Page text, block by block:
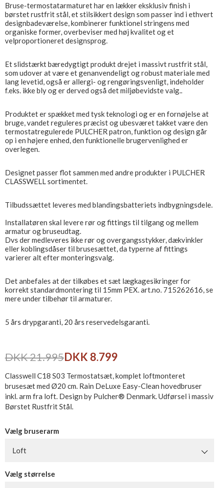
Bruse-termostatarmaturet har en lækker eksklusiv finish i
børstet rustfrit stål, et stilsikkert design som passer ind i ethvert
designbadeværelse, kombinerer funktionel stringens med
organiske former, overbeviser med høj kvalitet og et
velproportioneret designsprog.
Et slidstærkt bæredygtigt produkt drejet i massivt rustfrit stål,
som udover at være et genanvendeligt og robust materiale med
lang levetid, også er allergi- og rengøringsvenligt, indeholder
f.eks. ikke bly og er derved også det miljøbevidste valg..
Produktet er spækket med tysk teknologi og er en fornøjelse at
bruge, vandet reguleres præcist og ubesværet takket være den
termostatregulerede PULCHER patron, funktion og design går
op i en højere enhed, den funktionelle brugervenlighed er
overlegen.
Designet passer flot sammen med andre produkter i PULCHER
CLASSWELL sortimentet.
Tilbudssættet leveres med blandingsbatteriets indbygningsdele.
Installatøren skal levere rør og fittings til tilgang og mellem
armatur og bruseudtag.
Dvs der medleveres ikke rør og overgangsstykker, dækvinkler
eller koblingsdåser til brusesættet, da typerne af fittings
varierer alt efter monteringsvalg.
Det anbefales at der tilkøbes et sæt lægkagesikringer for
korrekt standardmontering til 15mm PEX. art.no. 715262616, se
mere under tilbehør til armaturer.
5 års drypgaranti, 20 års reservedelsgaranti.
DKK 21.995DKK 8.799
Classwell C18 S03 Termostatsæt, komplet loftmonteret
brusesæt med Ø20 cm. Rain DeLuxe Easy-Clean hovedbruser
inkl. arm fra loft. Design by Pulcher® Denmark. Udførsel i massiv
Børstet Rustfrit Stål.
Vælg bruserarm
Loft
Vælg størrelse